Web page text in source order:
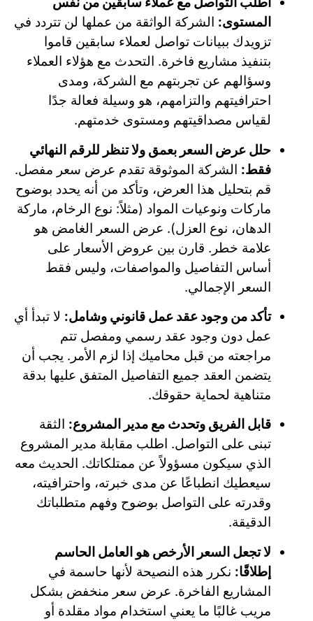
المستوى: الشركة الواثقة من عملها لن تتردد في
تزويدك ببيانات تواصل لعملاء سابقين قاموا
بتنفيذ مشاريع فاخرة. التحدث مع هؤلاء العملاء
وسؤالهم عن تجربتهم مع الشركة، ومدى
احترافيتهم والتزامهم، هو وسيلة فعالة جدًا
لقياس مصداقيتهم ومستوى خدمتهم.
حلل عرض السعر بعمق ولا تنظر للرقم النهائي
فقط: الشركة الموثوقة تقدم عرض سعر مفصل.
قم بتحليل هذا العرض، وتأكد من أنه يحدد بوضوح
ماركات ونوعيات المواد (مثلاً: نوع الرخام، ماركة
الدهان، نوع العزل). عرض السعر الغامض هو
علامة خطر. قارن بين عروض الأسعار على
أساس التفاصيل والمواصفات، وليس فقط
السعر الإجمالي.
تأكد من وجود عقد عمل قانوني وشامل: لا تبدأ أي
عمل دون وجود عقد رسمي ومفصل تتم
مراجعته من قبل محاميك إذا لزم الأمر. يجب أن
يتضمن العقد جميع التفاصيل المتفق عليها بدقة
متناهية لحماية حقوقك.
قابل الفريق وتحدث مع مدير المشروع: الثقة
تبنى على التواصل. اطلب مقابلة مدير المشروع
الذي سيكون مسؤولاً عن ممتلكاتك. الحديث معه
سيعطيك انطباعًا عن مدى خبرته، واحترافيته،
وقدرته على التواصل بوضوح وفهم متطلباتك
الدقيقة.
لا تجعل السعر الأرخص هو العامل الحاسم
إطلاقًا: نكرر هذه النصيحة لأنها حاسمة في
المشاريع الفاخرة. عرض سعر منخفض بشكل
مريب غالبًا ما يعني استخدام مواد مقلدة أو